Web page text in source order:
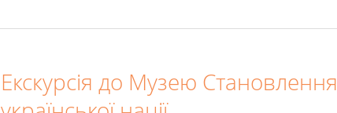
Екскурсія до Музею Становлення